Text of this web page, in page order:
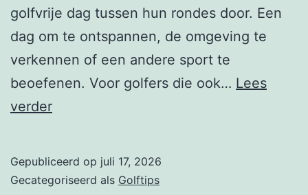
golfvrije dag tussen hun rondes door. Een
dag om te ontspannen, de omgeving te
verkennen of een andere sport te
beoefenen. Voor golfers die ook… Lees
verderGolf
vakantie:
Gepubliceerd op juli 17, 2026
Gecategoriseerd als Golftips